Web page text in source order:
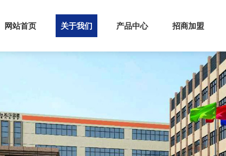
网站首页 关于我们 产品中心 招商加盟